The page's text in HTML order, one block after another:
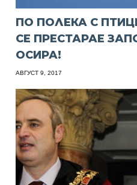
ПО ПОЛЕКА С
СЕ ПРЕСТАРАЕ
ОСИРА!
АВГУСТ 9, 2017